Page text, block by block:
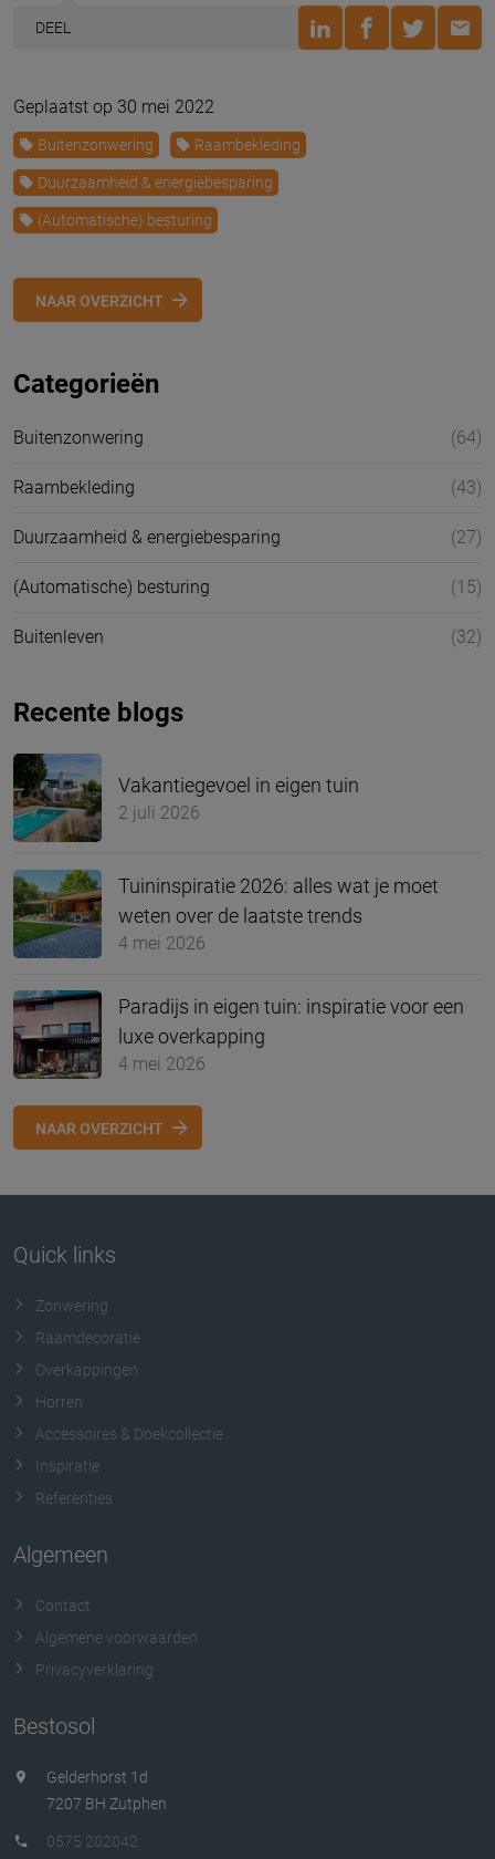
DEEL
Geplaatst op 30 mei 2022
Buitenzonwering Raambekleding
Duurzaamheid & energiebesparing
(Automatische) besturing
NAAR OVERZICHT
Categorieën
Buitenzonwering (64)
Raambekleding (43)
Duurzaamheid & energiebesparing (27)
(Automatische) besturing (15)
Buitenleven (32)
Recente blogs
Vakantiegevoel in eigen tuin
2 juli 2026
Tuininspiratie 2026: alles wat je moet
weten over de laatste trends
4 mei 2026
Paradijs in eigen tuin: inspiratie voor een
luxe overkapping
4 mei 2026
NAAR OVERZICHT
Quick links
Zonwering
Raamdecoratie
Overkappingen
Horren
Accessoires & Doekcollectie
Inspiratie
Referenties
Algemeen
Contact
Algemene voorwaarden
Privacyverklaring
Bestosol
Gelderhorst 1d
7207 BH Zutphen
0575 202042